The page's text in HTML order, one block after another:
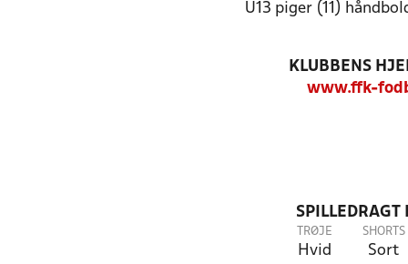
U13 piger (11)
KLUBBENS
www.ffk-
SPILLEDRAGT
TRØJE
Hvid
SHORTS
Sort